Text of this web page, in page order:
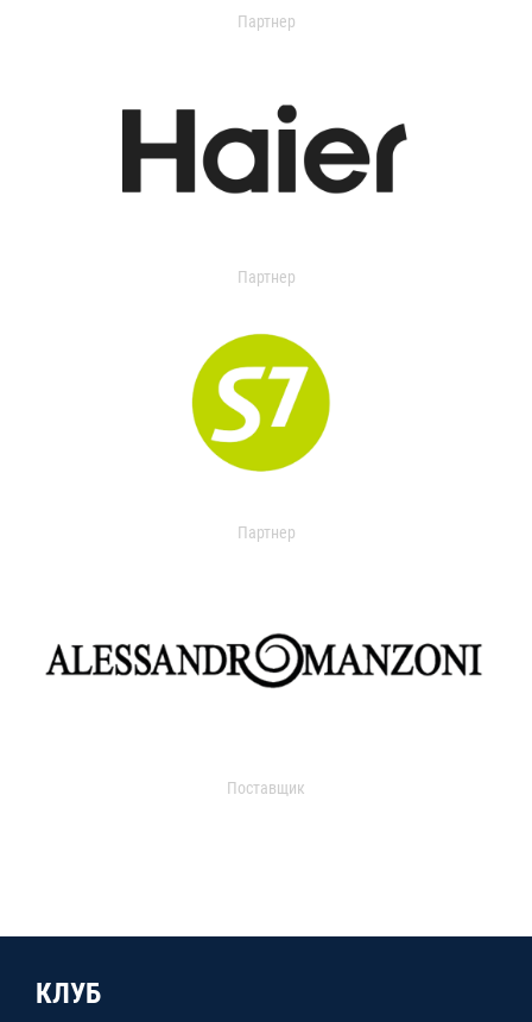
Партнер
Партнер
Партнер
Поставщик
КЛУБ